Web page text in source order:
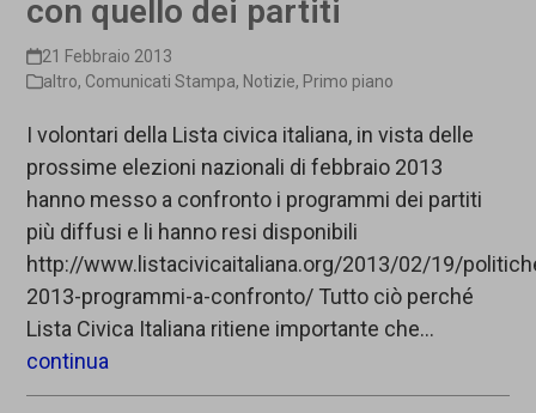
con quello dei partiti
21 Febbraio 2013
altro, Comunicati Stampa, Notizie, Primo piano
I volontari della Lista civica italiana, in vista delle
prossime elezioni nazionali di febbraio 2013
hanno messo a confronto i programmi dei partiti
più diffusi e li hanno resi disponibili
http://www.listacivicaitaliana.org/2013/02/19/
2013-programmi-a-confronto/ Tutto ciò perché
Lista Civica Italiana ritiene importante che…
continua